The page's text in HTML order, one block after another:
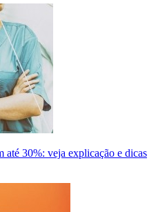
até 30%: veja explicação e dicas